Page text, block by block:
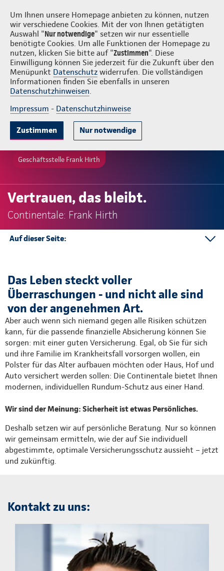
Um Ihnen unsere Homepage anbieten zu können, nutzen
wir verschiedene Cookies. Mit der von Ihnen getätigten
Auswahl "Nur notwendige" setzen wir nur essentielle
benötigte Cookies. Um alle Funktionen der Homepage zu
nutzen, klicken Sie bitte auf "Zustimmen". Diese
Einwilligung können Sie jederzeit für die Zukunft über den
Menüpunkt Datenschutz widerrufen. Die vollständigen
Informationen finden Sie ebenfalls in unseren
Datenschutzhinweisen.
Impressum - Datenschutzhinweise
Zustimmen Nur notwendige
Frank Hirth Login
Geschäftsstelle Frank Hirth
Vertrauen, das bleibt.
Continentale: Frank Hirth
Auf dieser Seite:
Das Leben steckt voller
Überraschungen - und nicht alle sind
von der angenehmen Art.
Aber auch wenn sich niemand gegen alle Risiken schützen
kann, für die passende finanzielle Absicherung können Sie
sorgen: mit einer guten Versicherung. Egal, ob Sie für sich
und ihre Familie im Krankheitsfall vorsorgen wollen, ein
Polster für das Alter aufbauen möchten oder Haus, Hof und
Auto versichert werden sollen: Die Continentale bietet Ihnen
modernen, individuellen Rundum-Schutz aus einer Hand.
Wir sind der Meinung: Sicherheit ist etwas Persönliches.
Deshalb setzen wir auf persönliche Beratung. Nur so können
wir gemeinsam ermitteln, wie der auf Sie individuell
abgestimmte, optimale Versicherungsschutz aussieht – jetzt
und zukünftig.
Kontakt zu uns: